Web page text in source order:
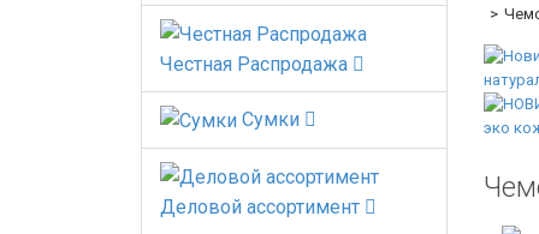
Честная Распродажа
Сумки
Деловой ассортимент